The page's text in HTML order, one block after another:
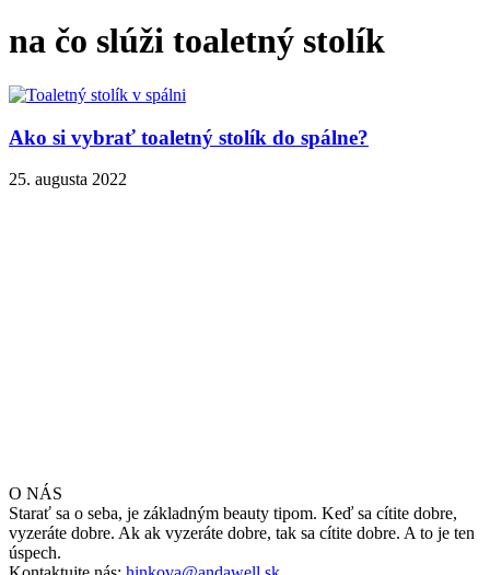
na čo slúži toaletný stolík
Ako si vybrať toaletný stolík do spálne?
25. augusta 2022
O NÁS
Starať sa o seba, je základným beauty tipom. Keď sa cítite dobre,
vyzeráte dobre. Ak ak vyzeráte dobre, tak sa cítite dobre. A to je ten
úspech.